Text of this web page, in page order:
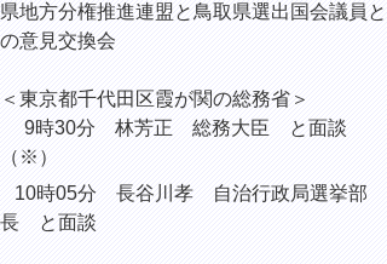
県地方分権推進連盟と鳥取県選出国会議員と
の意見交換会
＜東京都千代田区霞が関の総務省＞
9時30分 林芳正 総務大臣 と面談
（※）
10時05分 長谷川孝 自治行政局選挙部
長 と面談